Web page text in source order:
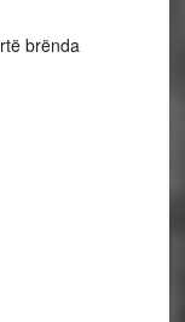
brënda